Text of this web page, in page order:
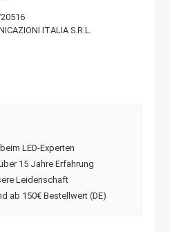
ITALIA S.R.L.
LED-Experten
15 Jahre Erfahrung
Leidenschaft
ab 150€ Bestellwert (DE)